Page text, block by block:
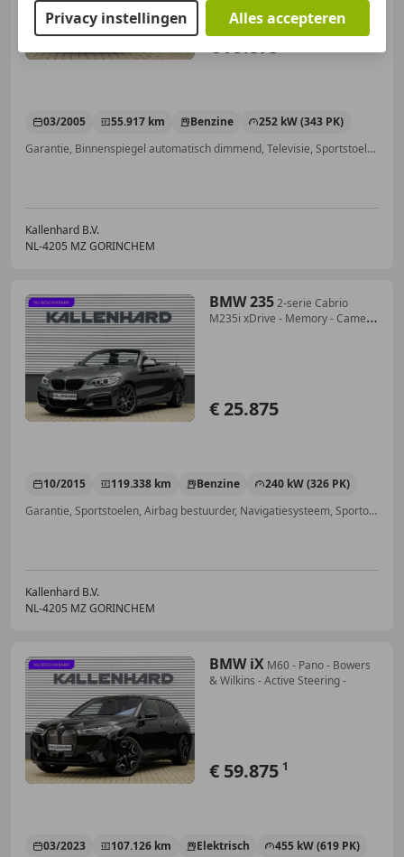
€ 79.875
03/2005 55.917 km Benzine
252 kW (343 PK)
Garantie, Binnenspiegel automatisch dimmend, Televisie, Sportstoelen, Open dak, Alarm, Parkeerhulp achter, Centrale vergrendeling
Kallenhard B.V.
NL-4205 MZ GORINCHEM
BMW 2352-serie Cabrio
M235i xDrive - Memory - Camera
€ 25.875
10/2015 119.338 km Benzine
240 kW (326 PK)
Garantie, Sportstoelen, Airbag bestuurder, Navigatiesysteem, Sportonderstel, LED verlichting, Grootlichtassistent, Verkeersbordherkenning
Kallenhard B.V.
NL-4205 MZ GORINCHEM
BMW iX M60 - Pano - Bowers
& Wilkins - Active Steering -
€ 59.875 1
03/2023 107.126 km Elektrisch
455 kW (619 PK)
Privacy instellingen Alles accepteren